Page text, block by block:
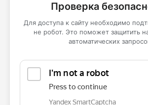
Проверка
Для доступа к сайту необходимо
не робот. Это поможет защитить
автоматических